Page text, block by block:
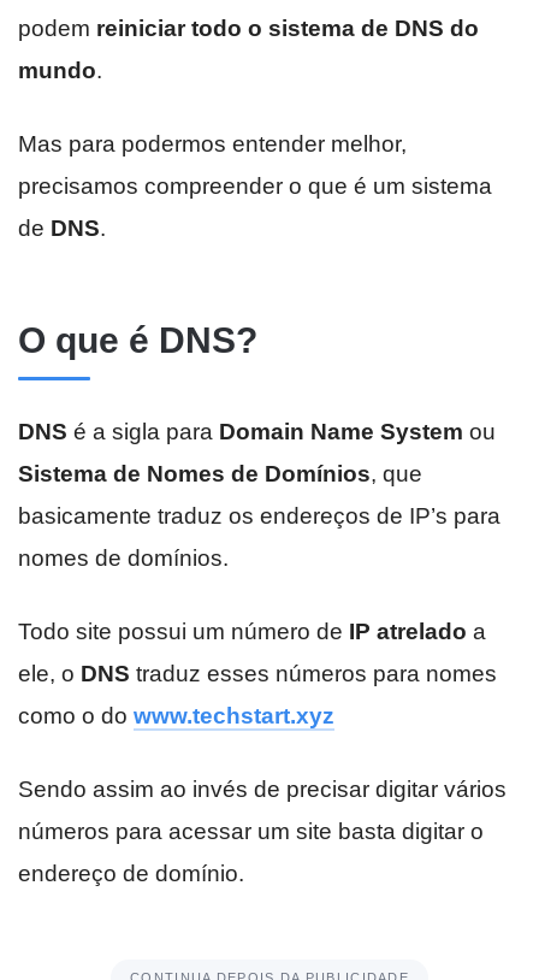
podem reiniciar todo o sistema de DNS do
mundo.
Mas para podermos entender melhor,
precisamos compreender o que é um sistema
de DNS.
O que é DNS?
DNS é a sigla para Domain Name System ou
Sistema de Nomes de Domínios, que
basicamente traduz os endereços de IP’s para
nomes de domínios.
Todo site possui um número de IP atrelado a
ele, o DNS traduz esses números para nomes
como o do www.techstart.xyz
Sendo assim ao invés de precisar digitar vários
números para acessar um site basta digitar o
endereço de domínio.